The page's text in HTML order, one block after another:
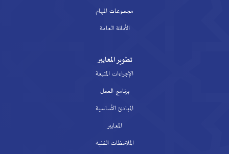
مجموعات المهام
الأمانة العامة
تطوير المعايير
الإجراءات المتبعة
برنامج العمل
المبادئ الأساسية
المعايير
الملاحظات الفنية